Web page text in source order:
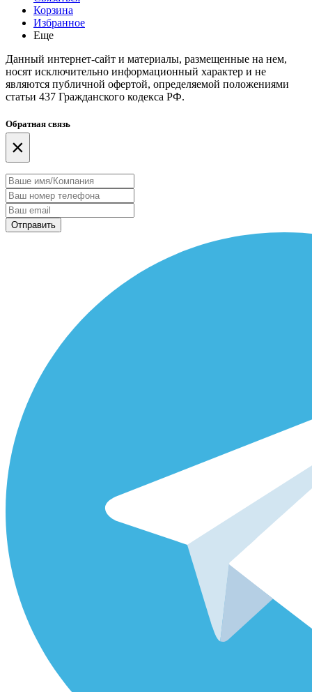
Корзина
Избранное
Еще
Данный интернет-сайт и материалы, размещенные на нем,
носят исключительно информационный характер и не
являются публичной офертой, определяемой положениями
статьи 437 Гражданского кодекса РФ.
Обратная связь
×
Отправить